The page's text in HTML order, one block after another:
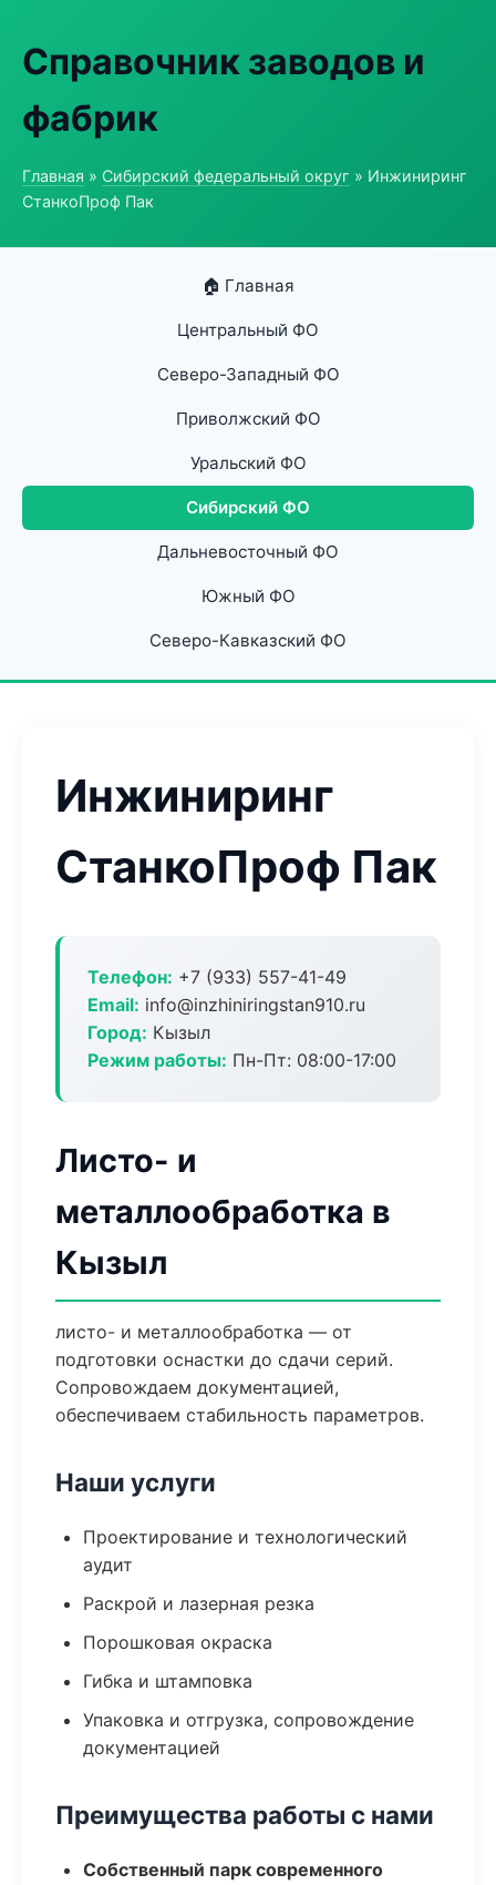
Справочник заводов и
фабрик
Главная » Сибирский федеральный округ » Инжиниринг
СтанкоПроф Пак
🏠 Главная
Центральный ФО
Северо-Западный ФО
Приволжский ФО
Уральский ФО
Сибирский ФО
Дальневосточный ФО
Южный ФО
Северо-Кавказский ФО
Инжиниринг
СтанкоПроф Пак
Телефон: +7 (933) 557-41-49
Email: info@inzhiniringstan910.ru
Город: Кызыл
Режим работы: Пн-Пт: 08:00-17:00
Листо- и
металлообработка в
Кызыл
листо- и металлообработка — от
подготовки оснастки до сдачи серий.
Сопровождаем документацией,
обеспечиваем стабильность параметров.
Наши услуги
Проектирование и технологический
аудит
Раскрой и лазерная резка
Порошковая окраска
Гибка и штамповка
Упаковка и отгрузка, сопровождение
документацией
Преимущества работы с нами
Собственный парк современного